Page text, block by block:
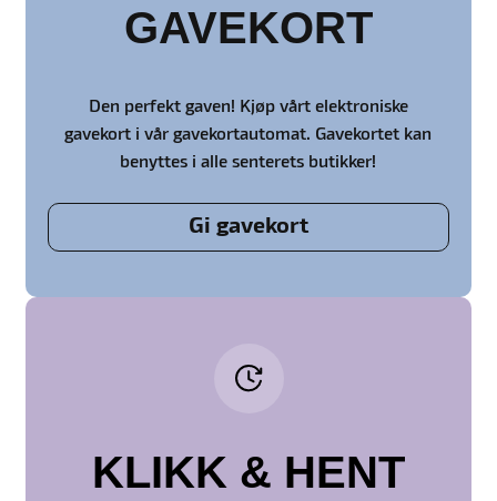
GAVEKORT
Den perfekt gaven! Kjøp vårt elektroniske
gavekort i vår gavekortautomat. Gavekortet kan
benyttes i alle senterets butikker!
Gi gavekort
KLIKK & HENT